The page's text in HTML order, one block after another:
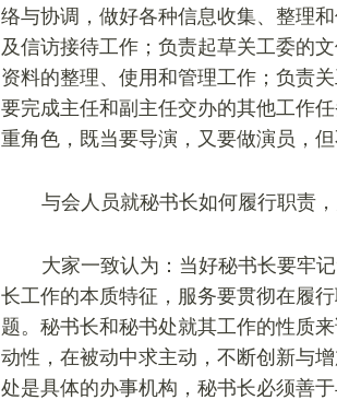
络与协调，做好各种信息收集、整理
及信访接待工作；负责起草关工委的
资料的整理、使用和管理工作；负责
要完成主任和副主任交办的其他工作
重角色，既当要导演，又要做演员，
与会人员就秘书长如何履行职责
大家一致认为：当好秘书长要牢
长工作的本质特征，服务要贯彻在履
题。秘书长和秘书处就其工作的性质
动性，在被动中求主动，不断创新与
处是具体的办事机构，秘书长必须善